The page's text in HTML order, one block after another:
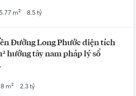
m² 8.5 tỷ
Đường Long Phước diện tích
hướng tây nam pháp lý sổ
m² 2.3 tỷ